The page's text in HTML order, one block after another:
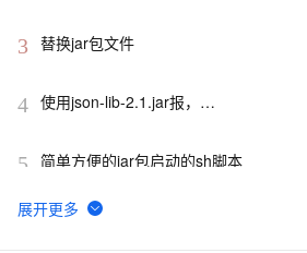
3 替换jar包文件
4 使用json-lib-2.1.jar报，
member of class
5 简单方便的jar包启动的sh脚本
6 使用docker-compose启动指定jar包